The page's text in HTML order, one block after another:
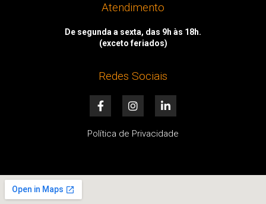
Atendimento
De segunda a sexta, das 9h às 18h.
(exceto feriados)
Redes Sociais
F
a
e
k
I
n
t
a
i
k
n
Política de Privacidade